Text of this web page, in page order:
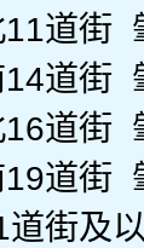
道街
道街
道街
道街
道街及